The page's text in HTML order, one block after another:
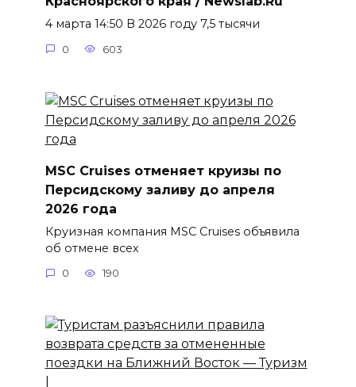
4 марта 14:50 В 2026 году 7,5 тысячи
0 603
MSC Cruises отменяет круизы по
Персидскому заливу до апреля
2026 года
Круизная компания MSC Cruises объявила
об отмене всех
0 190